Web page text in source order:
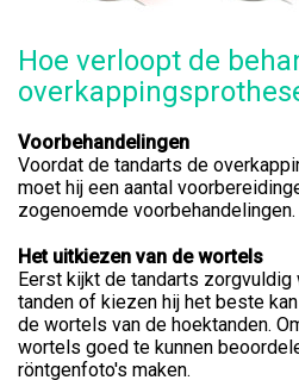
Hoe verloopt de
Voorbehandelingen
Voordat de tandarts de
moet hij een aantal
zogenoemde voorbehandelingen.
Het uitkiezen van de wortels
Eerst kijkt de tandarts
tanden of kiezen hij het beste
de wortels van de hoektanden.
wortels goed te kunnen
röntgenfoto's maken.